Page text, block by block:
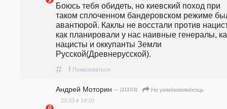
Боюсь тебя обидеть, но киевский поход при
таком сплоченном бандеровском режиме
авантюрой. Каклы не восстали против
как планировали у нас наивные генералы,
нацисты и оккупанты Земли
Русской(Древнерусской).
# ! Пожаловаться
Андрей Моторин — (11103)
Не укякёкюкякёнэць
23.03 в 14:10